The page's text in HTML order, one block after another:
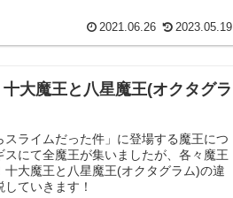
2021.06.26 2023.05.19
十大魔王と八星魔王(オクタグラ
スライムだった件」に登場する魔王につ
にて全魔王が集いましたが、各々魔王
大魔王と八星魔王(オクタグラム)の違
ていきます！